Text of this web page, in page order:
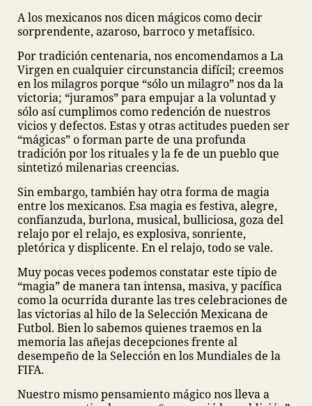
A los mexicanos nos dicen mágicos como decir
sorprendente, azaroso, barroco y metafísico.
Por tradición centenaria, nos encomendamos a La
Virgen en cualquier circunstancia difícil; creemos
en los milagros porque “sólo un milagro” nos da la
victoria; “juramos” para empujar a la voluntad y
sólo así cumplimos como redención de nuestros
vicios y defectos. Estas y otras actitudes pueden ser
“mágicas” o forman parte de una profunda
tradición por los rituales y la fe de un pueblo que
sintetizó milenarias creencias.
Sin embargo, también hay otra forma de magia
entre los mexicanos. Esa magia es festiva, alegre,
confianzuda, burlona, musical, bulliciosa, goza del
relajo por el relajo, es explosiva, sonriente,
pletórica y displicente. En el relajo, todo se vale.
Muy pocas veces podemos constatar este tipio de
“magia” de manera tan intensa, masiva, y pacífica
como la ocurrida durante las tres celebraciones de
las victorias al hilo de la Selección Mexicana de
Futbol. Bien lo sabemos quienes traemos en la
memoria las añejas decepciones frente al
desempeño de la Selección en los Mundiales de la
FIFA.
Nuestro mismo pensamiento mágico nos lleva a